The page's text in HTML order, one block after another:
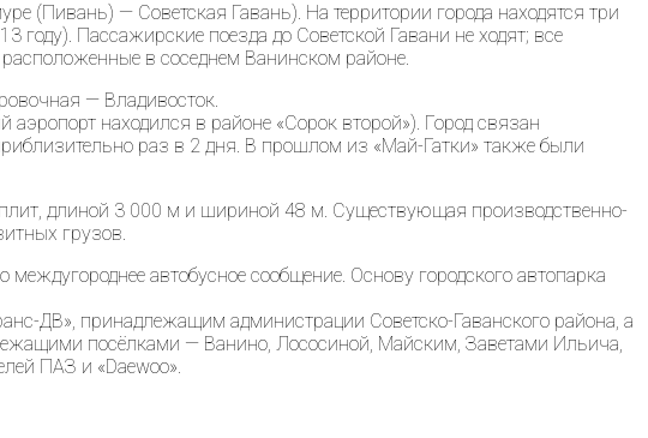
(Пивань) — Советская Гавань). На территории города находятся три
Пассажирские поезда до Советской Гавани не ходят; все
в соседнем Ванинском районе.
— Владивосток.
находился в районе «Сорок второй»). Город связан
раз в 2 дня. В прошлом из «Май-Гатки» также были
длиной 3 000 м и шириной 48 м. Существующая производственно-
грузов.
автобусное сообщение. Основу городского автопарка
ДВ», принадлежащим администрации Советско-Гаванского района, а
посёлками — Ванино, Лососиной, Майским, Заветами Ильича,
ПАЗ и «Daewoo».